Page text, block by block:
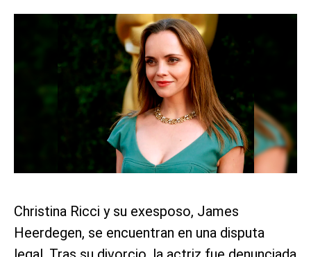
Christina Ricci y su exesposo, James
Heerdegen, se encuentran en una disputa